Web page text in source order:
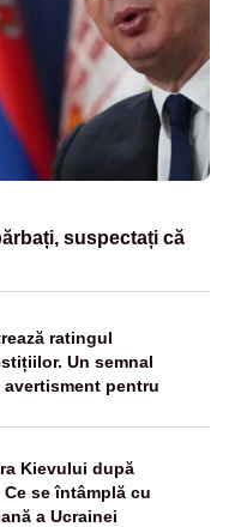
suspectați că
ratingul
Un semnal
pentru
Kievului după
se întâmplă cu
a Ucrainei